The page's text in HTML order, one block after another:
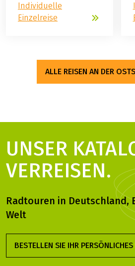
Individuelle
Einzelreise
ALLE REISEN AN DER
UNSER
VERREISEN.
Radtouren in Deutschland,
Welt
BESTELLEN SIE IHR